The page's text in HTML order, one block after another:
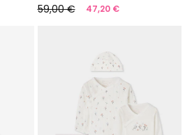
59,00 €
47,20 €